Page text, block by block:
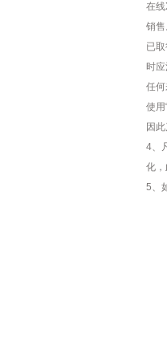
在
销售
已
时
任
使用
因
4、
化，
5、